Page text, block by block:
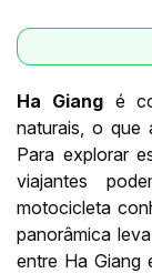
Ha Giang é
naturais, o que
Para explorar
viajantes
motocicleta
panorâmica
entre Ha Giang